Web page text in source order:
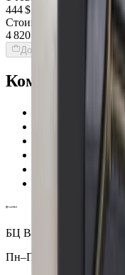
444 $
Стоимость интерьера:
4 820 $
Добавить товары в заказ
Команда
Проверенные
100%
Лучшие цены
Уверенность в
БЦ Ванкэ, Фошань,
Пн–Пт 5:00–14:00 (Мск)